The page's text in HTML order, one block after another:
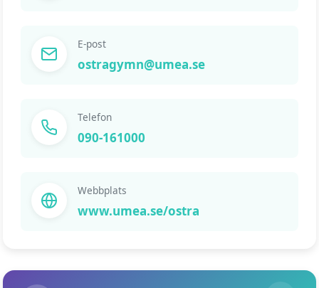
E-post
ostragymn@umea.se
Telefon
090-161000
Webbplats
www.umea.se/ostra